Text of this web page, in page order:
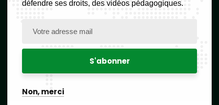
Liens utiles
défendre ses droits, des vidéos pédagogiques.
Non, merci